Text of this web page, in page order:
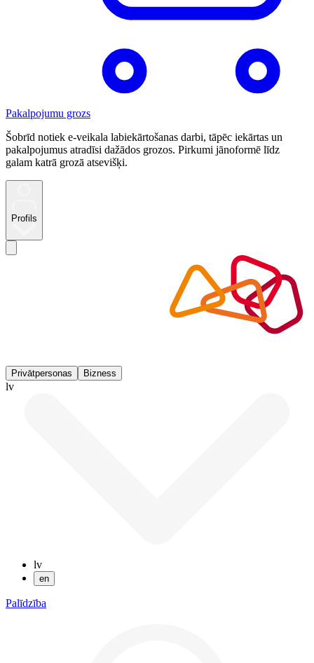
Pakalpojumu grozs
Šobrīd notiek e-veikala labiekārtošanas darbi, tāpēc iekārtas un
pakalpojumus atradīsi dažādos grozos. Pirkumi jānoformē līdz
galam katrā grozā atsevišķi.
Profils
Privātpersonas Bizness
lv
lv
en
Palīdzība